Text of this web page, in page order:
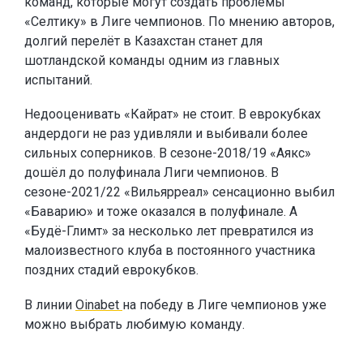
«Селтику» в Лиге чемпионов. По мнению авторов,
долгий перелёт в Казахстан станет для
шотландской команды одним из главных
испытаний.
Недооценивать «Кайрат» не стоит. В еврокубках
андердоги не раз удивляли и выбивали более
сильных соперников. В сезоне-2018/19 «Аякс»
дошёл до полуфинала Лиги чемпионов. В
сезоне-2021/22 «Вильярреал» сенсационно выбил
«Баварию» и тоже оказался в полуфинале. А
«Будё-Глимт» за несколько лет превратился из
малоизвестного клуба в постоянного участника
поздних стадий еврокубков.
В линии Oinabet на победу в Лиге чемпионов уже
можно выбрать любимую команду.